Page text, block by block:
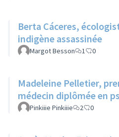
Berta Cáceres,
indigène assassinée
Margot Besson 1 0
Madeleine Pelletier,
médecin diplômée en
Pinkiiie Pinkiiie 2 0